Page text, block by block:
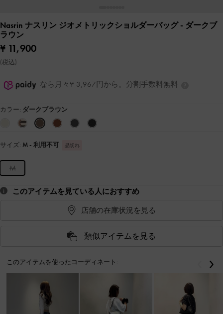
Nasrin ナスリン ジオメトリックショルダーバッグ- ダークブ
ラウン
¥ 11,900
(税込)
なら月々¥ 3,967円から。分割手数料無料
カラー: ダークブラウン
サイズ: M - 利用不可 品切れ
M
このアイテムを見ている人におすすめ
店舗の在庫状況を見る
類似アイテムを見る
このアイテムを使ったコーディネート: 戻る